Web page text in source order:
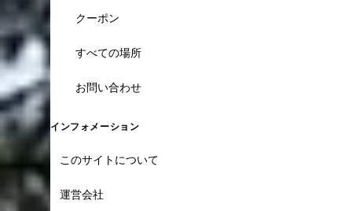
クーポン
すべての場所
お問い合わせ
インフォメーション
このサイトについて
運営会社